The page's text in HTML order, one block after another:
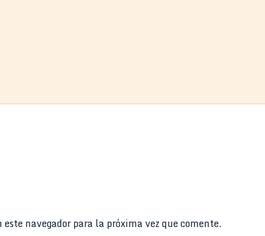
navegador para la próxima vez que comente.